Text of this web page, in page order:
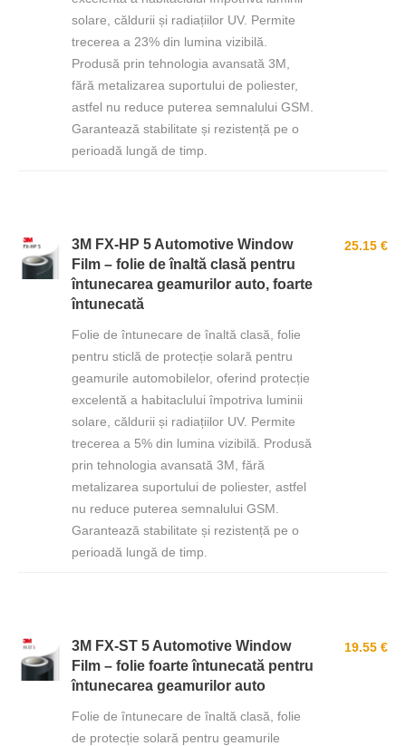
solare, căldurii și radiațiilor UV. Permite
trecerea a 23% din lumina vizibilă.
Produsă prin tehnologia avansată 3M,
fără metalizarea suportului de poliester,
astfel nu reduce puterea semnalului GSM.
Garantează stabilitate și rezistență pe o
perioadă lungă de timp.
3M FX-HP 5 Automotive Window
Film – folie de înaltă clasă pentru
întunecarea geamurilor auto, foarte
întunecată
Folie de întunecare de înaltă clasă, folie
pentru sticlă de protecție solară pentru
geamurile automobilelor, oferind protecție
excelentă a habitaclului împotriva luminii
solare, căldurii și radiațiilor UV. Permite
trecerea a 5% din lumina vizibilă. Produsă
prin tehnologia avansată 3M, fără
metalizarea suportului de poliester, astfel
nu reduce puterea semnalului GSM.
Garantează stabilitate și rezistență pe o
perioadă lungă de timp.
25.15 €
3M FX-ST 5 Automotive Window
Film – folie foarte întunecată pentru
întunecarea geamurilor auto
Folie de întunecare de înaltă clasă, folie
de protecție solară pentru geamurile
19.55 €